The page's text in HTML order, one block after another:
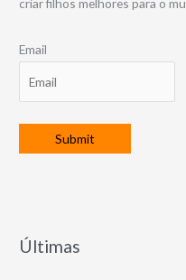
criar filhos melhores para o
Email
Últimas